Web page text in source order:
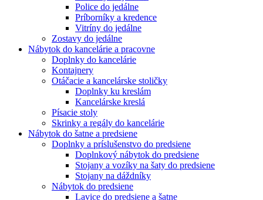
Police do jedálne
Príborníky a kredence
Vitríny do jedálne
Zostavy do jedálne
Nábytok do kancelárie a pracovne
Doplnky do kancelárie
Kontajnery
Otáčacie a kancelárske stoličky
Doplnky ku kreslám
Kancelárske kreslá
Písacie stoly
Skrinky a regály do kancelárie
Nábytok do šatne a predsiene
Doplnky a príslušenstvo do predsiene
Doplnkový nábytok do predsiene
Stojany a vozíky na šaty do predsiene
Stojany na dáždníky
Nábytok do predsiene
Lavice do predsiene a šatne